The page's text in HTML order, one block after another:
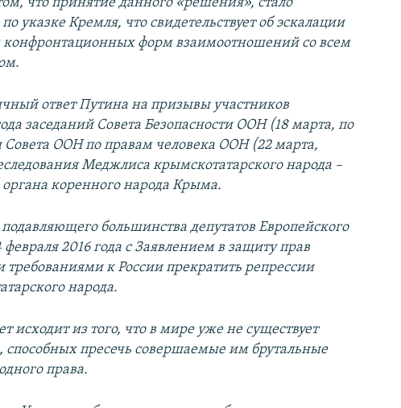
указке Кремля, что свидетельствует об эскалации
форм взаимоотношений со всем
ответ Путина на призывы участников
заседаний Совета Безопасности ООН (18 марта, по
ООН по правам человека ООН (22 марта,
Меджлиса крымскотатарского народа –
коренного народа Крыма.
большинства депутатов Европейского
2016 года с Заявлением в защиту прав
требованиями к России прекратить репрессии
народа.
исходит из того, что в мире уже не существует
пресечь совершаемые им брутальные
права.